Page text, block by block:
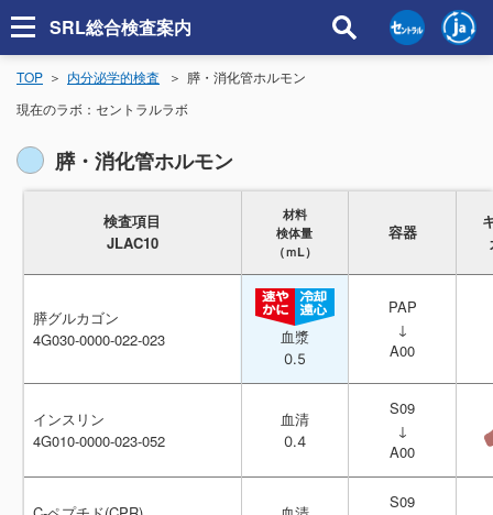
SRL総合検査案内
TOP 内分泌学的検査
膵・消化管ホルモン
現在のラボ： セントラルラボ
膵・消化管ホルモン
検査項目
JLAC10
材料
検体量
（ｍL）
容器
膵グルカゴン
4G030-0000-022-023
血漿
0.5
PAP
↓
A00
インスリン
4G010-0000-023-052
血清
0.4
S09
↓
A00
S09
検査項目
JLAC10
材料
検体量
（ｍL）
容器
膵グルカゴン
4G030-0000-022-023
血漿
0.5
PAP
↓
A00
インスリン
4G010-0000-023-052
血清
0.4
S09
↓
A00
S09